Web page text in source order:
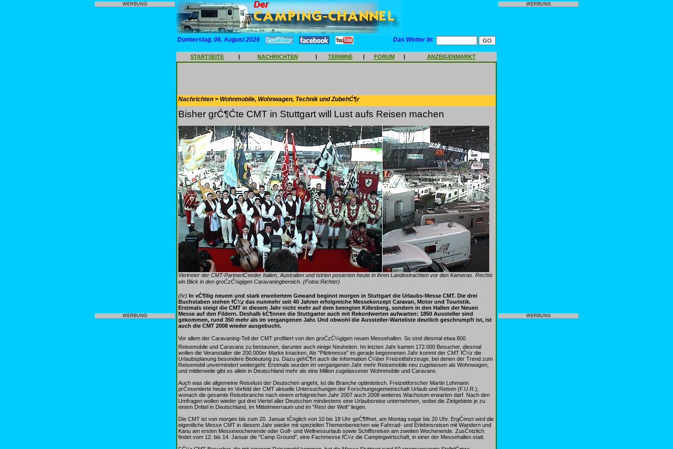
WERBUNG
WERBUNG
Donnerstag, 06. August 2026 Das Wetter in:
STARTSEITE | NACHRICHTEN | TERMINE | FORUM | ANZEIGENMARKT
Nachrichten > Wohnmobile, Wohnwagen, Technik und ZubehĆ¶r
Bisher grĆ¶Ćte CMT in Stuttgart will Lust aufs Reisen machen
Vertreter der CMT-PartnerlĆ¤nder Italien, Australien und Istrien posierten heute in ihren Landestrachten vor den Kameras. Rechts
ein Blick in den groĆzĆ¼gigen Caravaningbereich. (Fotos:Richter)
(hr) In vĆ¶llig neuem und stark erweitertem Gewand beginnt morgen in Stuttgart die Urlaubs-Messe CMT. Die drei
Buchstaben stehen fĆ¼r das nunmehr seit 40 Jahren erfolgreiche Messekonzept Caravan, Motor und Touristik.
Erstmals steigt die CMT in diesem Jahr nicht mehr auf dem beengten Killesberg, sondern in den Hallen der Neuen
Messe auf den Fildern. Deshalb kĆ¶nnen die Stuttgarter auch mit Rekordwerten aufwarten: 1850 Aussteller sind
gekommen, rund 350 mehr als im vergangenen Jahr. Und obwohl die Aussteller-Warteliste deutlich geschrumpft ist, ist
auch die CMT 2008 wieder ausgebucht.
Vor allem der Caravaning-Teil der CMT profitiert von den groĆzĆ¼gigen neuen Messehallen. So sind diesmal etwa 800
Reisemobile und Caravans zu bestaunen, darunter auch einige Neuheiten. Im letzten Jahr kamen 172.000 Besucher, diesmal
wollen die Veranstalter die 200.000er Marke knacken. Als "Pilotmesse" im gerade begonnenen Jahr kommt der CMT fĆ¼r die
Urlaubsplanung besondere Bedeutung zu. Dazu gehĆ¶rt auch die Information Ć¼ber Freizeitfahrzeuge, bei denen der Trend zum
Reisemobil unvermindert weitergeht: Erstmals wurden im vergangenen Jahr mehr Reisemobile neu zugelassen als Wohnwagen,
und mittlerweile gibt es allein in Deutschland mehr als eine Million zugelassener Wohnmobile und Caravans.
Auch was die allgemeine Reiselust der Deutschen angeht, ist die Branche optimistisch. Freizeitforscher Martin Lohmann
prĆ¤sentierte heute im Vorfeld der CMT aktuelle Untersuchungen der Forschungsgemeinschaft Urlaub und Reisen (F.U.R.),
wonach die gesamte Reisebranche nach einem erfolgreichen Jahr 2007 auch 2008 weiteres Wachstum erwarten darf. Nach den
Umfragen wollen wieder gut drei Viertel aller Deutschen mindestens eine Urlaubsreise unternehmen, wobei die Zielgebiete je zu
einem Drittel in Deutschland, im Mittelmeerraum und im "Rest der Welt" liegen.
Die CMT ist von morgen bis zum 20. Januar tĆ¤glich von 10 bis 18 Uhr geĆ¶ffnet, am Montag sogar bis 20 Uhr. ErgĆ¤nzt wird die
eigentliche Messe CMT in diesem Jahr wieder mit speziellen Themenbereichen wie Fahrrad- und Erlebinsreisen mit Wandern und
Kanu am ersten Messewochenende oder Golf- und Wellnessurlaub sowie Schiffsreisen am zweiten Wochenende. ZusĆ¤tzlich
findet vom 12. bis 14. Januar die "Camp Ground", eine Fachmesse fĆ¼r die Campingwirtschaft, in einer der Messehallen statt.
WERBUNG
WERBUNG